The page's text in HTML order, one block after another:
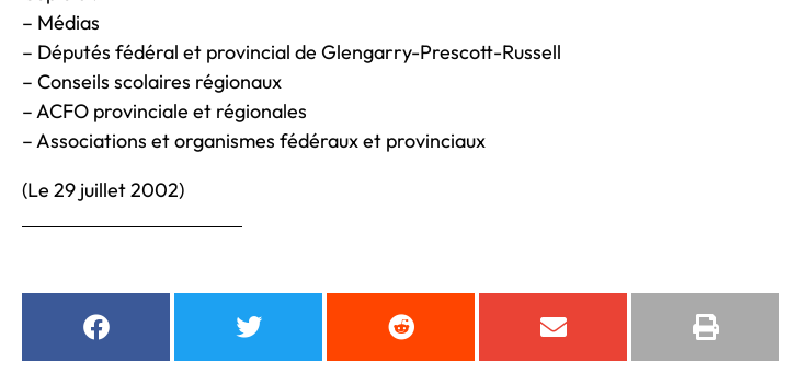
– Médias
– Députés fédéral et provincial de Glengarry-Prescott-Russell
– Conseils scolaires régionaux
– ACFO provinciale et régionales
– Associations et organismes fédéraux et provinciaux
(Le 29 juillet 2002)